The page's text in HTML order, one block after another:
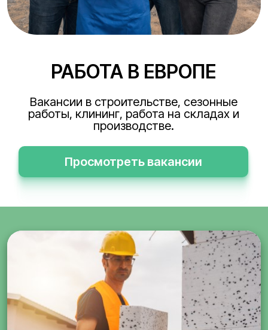
РАБОТА В ЕВРОПЕ
Вакансии в строительстве, сезонные
работы, клининг, работа на складах и
производстве.
Просмотреть вакансии